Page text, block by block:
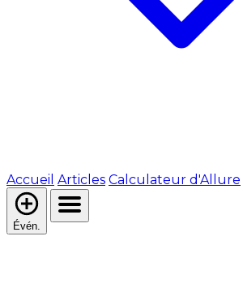
Accueil Articles Calculateur d'Allure
Évén.